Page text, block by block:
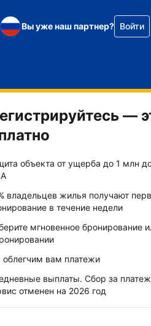
Вы уже наш партнер? Войти
—
объекта от ущерба до 1 млн
владельцев жилья получают
в течение недели
мгновенное бронирование
вам платежи
выплаты. Сбор за
отменен на 2026 год